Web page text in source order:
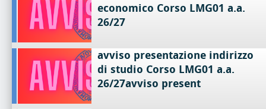
economico Corso LMG01 a.a.
26/27
avviso presentazione indirizzo
di studio Corso LMG01 a.a.
26/27avviso present